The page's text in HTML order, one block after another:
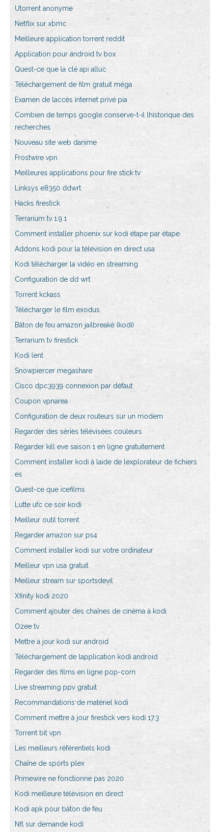
Utorrent anonyme
Netflix sur xbmc
Meilleure application torrent reddit
Application pour android tv box
Quest-ce que la clé api alluc
Téléchargement de film gratuit méga
Examen de laccès internet privé pia
Combien de temps google conserve-t-il lhistorique des
recherches
Nouveau site web danime
Frostwire vpn
Meilleures applications pour fire stick tv
Linksys e8350 ddwrt
Hacks firestick
Terrarium tv 1.9.1
Comment installer phoenix sur kodi étape par étape
Addons kodi pour la télévision en direct usa
Kodi télécharger la vidéo en streaming
Configuration de dd wrt
Torrent kckass
Télécharger le film exodus
Bâton de feu amazon jailbreaké (kodi)
Terrarium tv firestick
Kodi lent
Snowpiercer megashare
Cisco dpc3939 connexion par défaut
Coupon vpnarea
Configuration de deux routeurs sur un modem
Regarder des séries télévisées couleurs
Regarder kill eve saison 1 en ligne gratuitement
Comment installer kodi à laide de lexplorateur de fichiers
es
Quest-ce que icefilms
Lutte ufc ce soir kodi
Meilleur outil torrent
Regarder amazon sur ps4
Comment installer kodi sur votre ordinateur
Meilleur vpn usa gratuit
Meilleur stream sur sportsdevil
Xfinity kodi 2020
Comment ajouter des chaînes de cinéma à kodi
Ozee tv
Mettre à jour kodi sur android
Téléchargement de lapplication kodi android
Regarder des films en ligne pop-corn
Live streaming ppv gratuit
Recommandations de matériel kodi
Comment mettre à jour firestick vers kodi 17.3
Torrent bit vpn
Les meilleurs référentiels kodi
Chaîne de sports plex
Primewire ne fonctionne pas 2020
Kodi meilleure télévision en direct
Kodi apk pour bâton de feu
Nfl sur demande kodi